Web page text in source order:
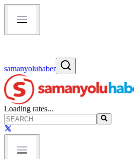
samanyoluhaber
Loading rates...